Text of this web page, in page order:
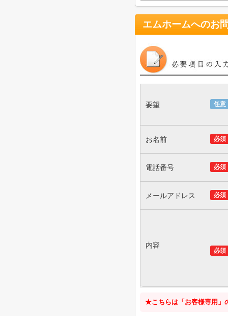
エムホームへのお
任意
要望
必須
お名前
必須
電話番号
必須
メールアドレス
必須
内容
★こちらは「お客様専用」